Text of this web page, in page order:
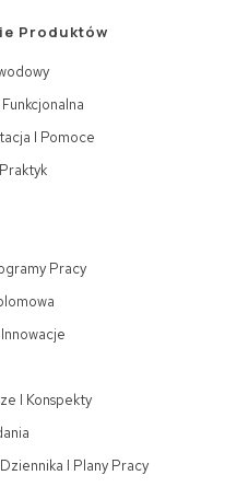
Produktów
I Pomoce
Pracy
I Konspekty
I Plany Pracy